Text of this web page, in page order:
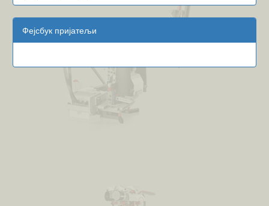
Фејсбук пријатељи